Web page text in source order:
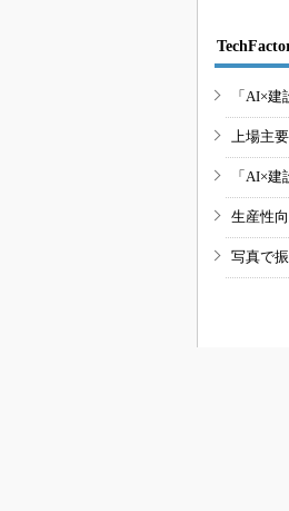
「AI×
上場主
「AI×
生産性
写真で